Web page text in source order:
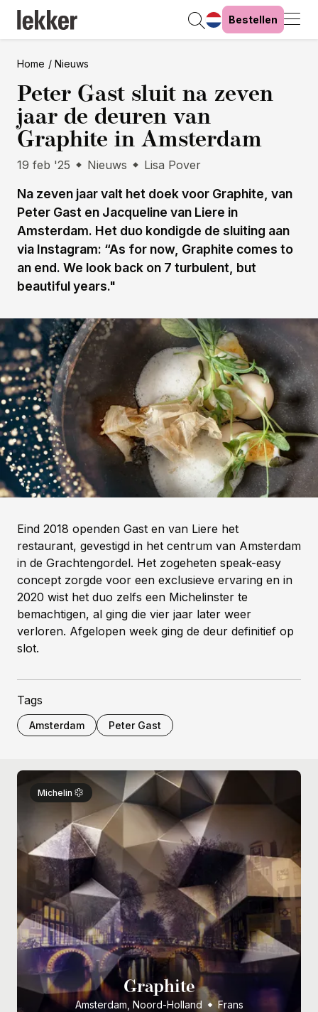
Bestellen
Home Nieuws
Peter Gast sluit na zeven
jaar de deuren van
Graphite in Amsterdam
19 feb '25 Nieuws Lisa Pover
Na zeven jaar valt het doek voor Graphite, van
Peter Gast en Jacqueline van Liere in
Amsterdam. Het duo kondigde de sluiting aan
via Instagram: “As for now, Graphite comes to
an end. We look back on 7 turbulent, but
beautiful years."
Eind 2018 openden Gast en van Liere het
restaurant, gevestigd in het centrum van Amsterdam
in de Grachtengordel. Het zogeheten speak-easy
concept zorgde voor een exclusieve ervaring en in
2020 wist het duo zelfs een Michelinster te
bemachtigen, al ging die vier jaar later weer
verloren. Afgelopen week ging de deur definitief op
slot.
Tags
Amsterdam Peter Gast
Michelin
Graphite
Amsterdam, Noord-Holland Frans